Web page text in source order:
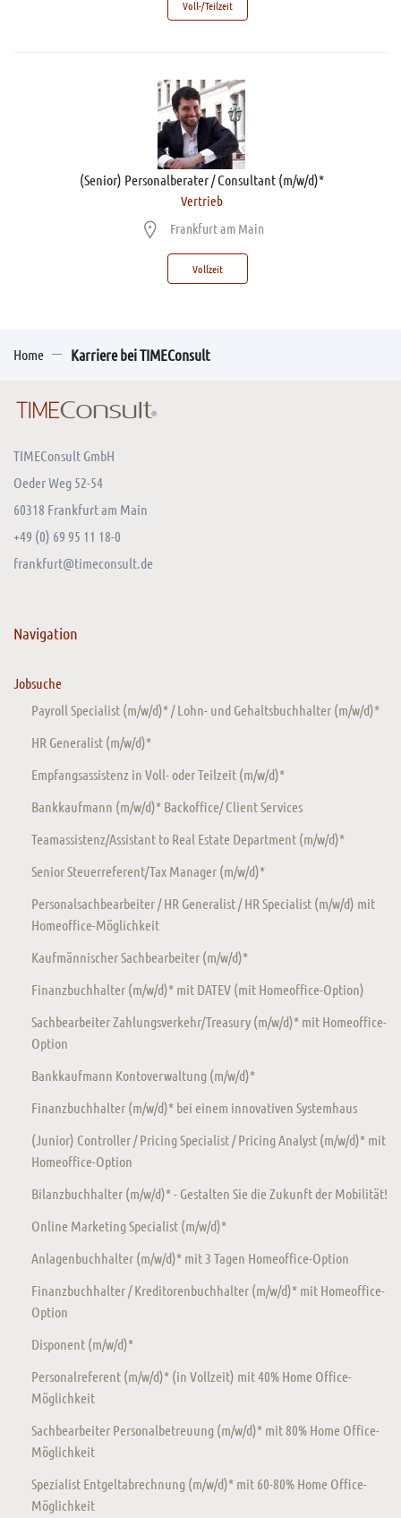
Voll-/Teilzeit
(Senior) Personalberater / Consultant (m/w/d)*
Vertrieb
Frankfurt am Main
Vollzeit
Home Karriere bei TIMEConsult
TIMEConsult GmbH
Oeder Weg 52-54
60318 Frankfurt am Main
+49 (0) 69 95 11 18-0
frankfurt@timeconsult.de
Navigation
Jobsuche
Payroll Specialist (m/w/d)* / Lohn- und Gehaltsbuchhalter (m/w/d)*
HR Generalist (m/w/d)*
Empfangsassistenz in Voll- oder Teilzeit (m/w/d)*
Bankkaufmann (m/w/d)* Backoffice/ Client Services
Teamassistenz/Assistant to Real Estate Department (m/w/d)*
Senior Steuerreferent/Tax Manager (m/w/d)*
Personalsachbearbeiter / HR Generalist / HR Specialist (m/w/d) mit
Homeoffice-Möglichkeit
Kaufmännischer Sachbearbeiter (m/w/d)*
Finanzbuchhalter (m/w/d)* mit DATEV (mit Homeoffice-Option)
Sachbearbeiter Zahlungsverkehr/Treasury (m/w/d)* mit Homeoffice-
Option
Bankkaufmann Kontoverwaltung (m/w/d)*
Finanzbuchhalter (m/w/d)* bei einem innovativen Systemhaus
(Junior) Controller / Pricing Specialist / Pricing Analyst (m/w/d)* mit
Homeoffice-Option
Bilanzbuchhalter (m/w/d)* - Gestalten Sie die Zukunft der Mobilität!
Online Marketing Specialist (m/w/d)*
Anlagenbuchhalter (m/w/d)* mit 3 Tagen Homeoffice-Option
Finanzbuchhalter / Kreditorenbuchhalter (m/w/d)* mit Homeoffice-
Option
Disponent (m/w/d)*
Personalreferent (m/w/d)* (in Vollzeit) mit 40% Home Office-
Möglichkeit
Sachbearbeiter Personalbetreuung (m/w/d)* mit 80% Home Office-
Möglichkeit
Spezialist Entgeltabrechnung (m/w/d)* mit 60-80% Home Office-
Möglichkeit